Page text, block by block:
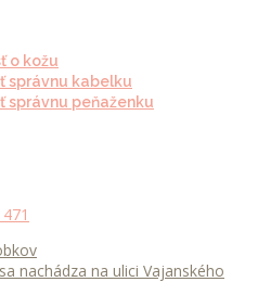
o kožu
správnu kabelku
správnu peňaženku
nachádza na ulici Vajanského